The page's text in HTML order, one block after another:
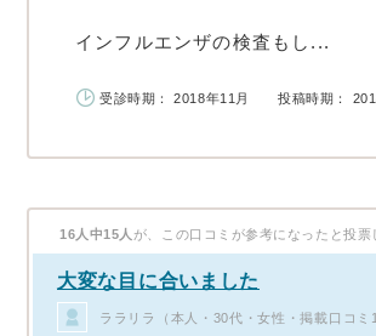
インフルエンザの検査もし...
受診時期： 2018年11月 投稿時期：
16人中15人 が、この口コミが参考になったと投票
大変な目に合いました
ララリラ（本人・30代・女性・掲載口コミ